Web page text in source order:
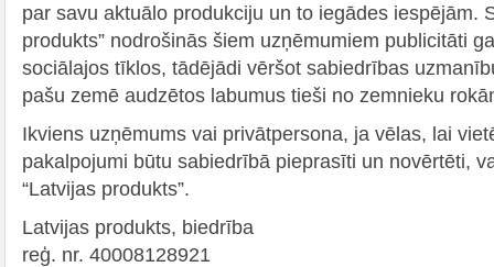
par savu aktuālo produkciju un to iegādes iespējām.
produkts” nodrošinās šiem uzņēmumiem publicitāti
sociālajos tīklos, tādējādi vēršot sabiedrības
pašu zemē audzētos labumus tieši no zemnieku
Ikviens uzņēmums vai privātpersona, ja vēlas, lai
pakalpojumi būtu sabiedrībā pieprasīti un novērtēti,
“Latvijas produkts”.
Latvijas produkts, biedrība
reģ. nr. 40008128921